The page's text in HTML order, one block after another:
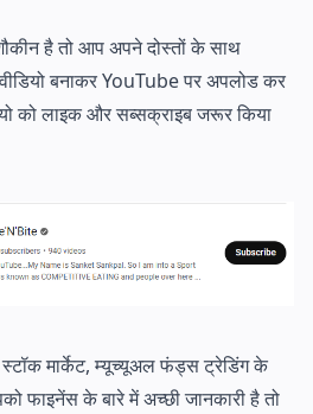
है तो आप अपने दोस्तों के साथ
बनाकर YouTube पर अपलोड कर
को लाइक और सब्सक्राइब जरूर किया
मार्केट, म्यूच्यूअल फंड्स ट्रेडिंग के
फाइनेंस के बारे में अच्छी जानकारी है तो